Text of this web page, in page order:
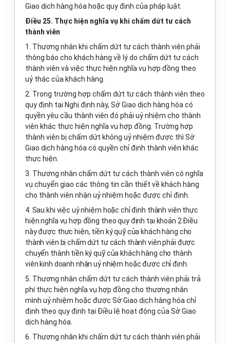
Giao dịch hàng hóa hoặc quy định của pháp luật.
Điều 25. Thực hiện nghĩa vụ khi chấm dứt tư cách
thành viên
1. Thương nhân khi chấm dứt tư cách thành viên phải
thông báo cho khách hàng về lý do chấm dứt tư cách
thành viên và việc thực hiện nghĩa vụ hợp đồng theo
uỷ thác của khách hàng.
2. Trong trường hợp chấm dứt tư cách thành viên theo
quy định tại Nghị định này, Sở Giao dịch hàng hóa có
quyền yêu cầu thành viên đó phải uỷ nhiệm cho thành
viên khác thực hiện nghĩa vụ hợp đồng. Trường hợp
thành viên bị chấm dứt không uỷ nhiệm được thì Sở
Giao dịch hàng hóa có quyền chỉ định thành viên khác
thực hiện.
3. Thương nhân chấm dứt tư cách thành viên có nghĩa
vụ chuyển giao các thông tin cần thiết về khách hàng
cho thành viên nhận uỷ nhiệm hoặc được chỉ định.
4. Sau khi việc uỷ nhiệm hoặc chỉ định thành viên thực
hiện nghĩa vụ hợp đồng theo quy định tại khoản 2 Điều
này được thực hiện, tiền ký quỹ của khách hàng cho
thành viên bị chấm dứt tư cách thành viên phải được
chuyển thành tiền ký quỹ của khách hàng cho thành
viên kinh doanh nhận uỷ nhiệm hoặc được chỉ định.
5. Thương nhân chấm dứt tư cách thành viên phải trả
phí thực hiện nghĩa vụ hợp đồng cho thương nhân
mình uỷ nhiệm hoặc được Sở Giao dịch hàng hóa chỉ
định theo quy định tại Điều lệ hoạt động của Sở Giao
dịch hàng hóa.
6. Thương nhân khi chấm dứt tư cách thành viên phải